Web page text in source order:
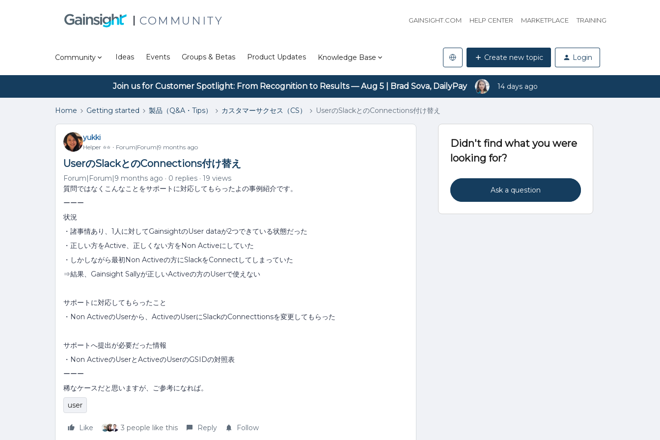
COMMUNITY GAINSIGHT.COM HELP CENTER MARKETPLACE TRAINING
Community Ideas Events Groups & Betas Product Updates Knowledge Base Create new topic Login
Join us for Customer Spotlight: From Recognition to Results — Aug 5 | Brad Sova, DailyPay 14 days ago
Home Getting started 製品（Q&A・Tips） カスタマーサクセス（CS） UserのSlackとのConnections付け替え
yukki
Helper ⭐️⭐️ Forum|Forum|9 months ago
UserのSlackとのConnections付け替え
Forum|Forum|9 months ago 0 replies
19 views
質問ではなくこんなことをサポートに対応してもらったよの事例紹介です。
ーーー
状況
・諸事情あり、1人に対してGainsightのUser dataが2つできている状態だった
・正しい方をActive、正しくない方をNon Activeにしていた
・しかしながら最初Non Activeの方にSlackをConnectしてしまっていた
⇒結果、Gainsight Sallyが正しいActiveの方のUserで使えない
サポートに対応してもらったこと
・Non ActiveのUserから、ActiveのUserにSlackのConnecttionsを変更してもらった
サポートへ提出が必要だった情報
・Non ActiveのUserとActiveのUserのGSIDの対照表
ーーー
稀なケースだと思いますが、ご参考になれば。
user
Like 3 people like this Reply Follow
Didn't find what you were
looking for?
Ask a question